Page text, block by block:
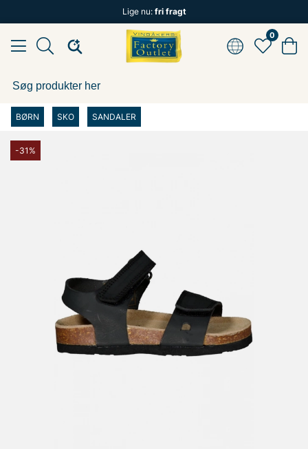
Lige nu: fri fragt
0
BØRN SKO SANDALER
-31%